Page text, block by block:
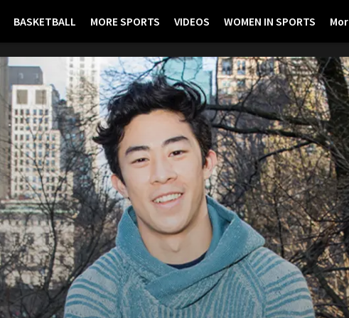
BASKETBALL MORE SPORTS VIDEOS WOMEN IN SPORTS